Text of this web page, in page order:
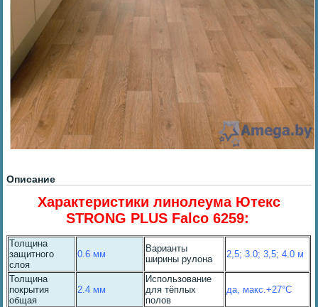
Описание
Характеристики линолеума Ютекс
STRONG PLUS Falco 6259:
Толщина
защитного
слоя
0.6 мм
Варианты
ширины рулона
2,5; 3.0; 3,5; 4.0 м
Толщина
покрытия
общая
2.4 мм
Использование
для тёплых
полов
да, макс.+27°С